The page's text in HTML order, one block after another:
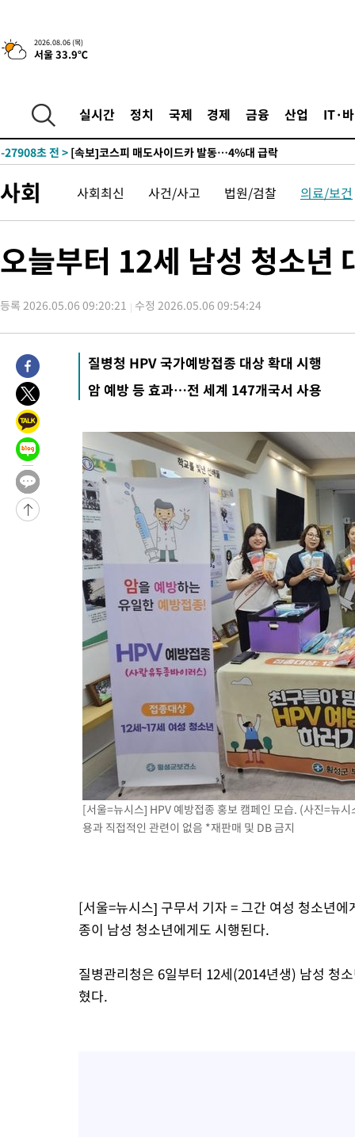
2026.08.06 (목)
서울 33.9℃
실시간 정치 국제 경제 금융 산업 IT·
2시간 전 >[속보] "이란-오만, 호르무즈 해협 통행 항로 합의" 이란 외무부 대
-30031초 전 >[속보]산업장관 "李정부, 원전 반대 안해…안정 전력 위해 불
-28115초 전 >
[속보]산업장관 "美무역법 제301조 과잉생산 결과 발표 8월
-27908초 전 >
-27180초 전 > [속보]전남광주 초대 시민추천 부시장에 백승주·윤난실
-23308초 전 >
[속보]코스닥, 2.15포인트(0.27%) 내린 797.44 출발
-23291초 전 >[속보]코스피, 119.51포인트(1.81%) 내린 6478.75 개장
-19689초 전 >서울 낮 39도 '폭염중대경보'…40도 관측 가능성도
-9224초 전 >[속보] 호르무즈 해협 이란-오만 협상 기대속 뉴욕증시 혼조 마감
-7579초 전 >[속보] 이란 대통령 "지금 최고지도자와 소통하기가 매우 어려
2시간 전 >
[속보] "이란-오만, 호르무즈 해협 통행 항로 합의" 이란 외무부 대
-30031초 전 >
[속보]산업장관 "李정부, 원전 반대 안해…안정 전력 위해 불
-28728초 전 >
[속보]경찰, '홍명보 선임 논란' 대한축구협회·축구회관 등 압
-28115초 전 >
-27908초 전 >
[속보]코스피 매도사이드카 발동…4%대 급락
-27180초 전 >
[속보]전남광주 초대 시민추천 부시장에 백승주·윤난실
-24741초 전 >
서울 열대야 15일째 지속…비공식 '초열대야' 30도 넘어
-23308초 전 >
[속보]코스닥, 2.15포인트(0.27%) 내린 797.44 출발
[속보]코스피, 119.51포인트(1.81%) 내린 6478.75 개장
6월 경상수지 497.3억 달러…두 달 연속 사상 최대
서울 낮 39도 '폭염중대경보'…40도 관측 가능성도
미 워싱턴주 스포캔 시의 통제불능 3개 산불, 방화선 일부 구축
[속보] 호르무즈 해협 이란-오만 협상 기대속 뉴욕증시 혼조 마
[속보] 이란 대통령 "지금 최고지도자와 소통하기가 매우 어려
[속보] "이란-오만, 호르무즈 해협 통행 항로 합의" 이란 외무부 대
사회 사회최신 사건/사고 법원/검찰 의료/보건
오늘부터 12세 남성 청소년
등록 2026.05.06 09:20:21 수정 2026.05.06 09:54:24
질병청 HPV 국가예방접종 대상 확대 시행
암 예방 등 효과…전 세계 147개국서 사용
[서울=뉴시스] HPV 예방접종 홍보 캠페인 모습. (사진=뉴
용과 직접적인 관련이 없음 *재판매 및 DB 금지
[서울=뉴시스] 구무서 기자 = 그간 여성 청소년
종이 남성 청소년에게도 시행된다.
질병관리청은 6일부터 12세(2014년생) 남성 청
혔다.